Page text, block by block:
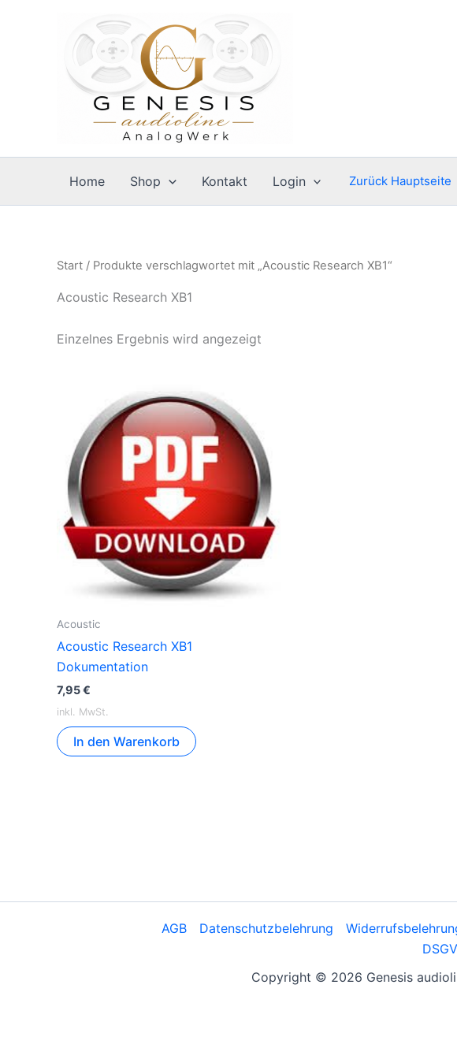
Home Shop Kontakt Login Zurück Hauptseite
Start / Produkte verschlagwortet mit „Acoustic Research XB1“
Acoustic Research XB1
Einzelnes Ergebnis wird angezeigt
Acoustic
Acoustic Research XB1
Dokumentation
7,95€
inkl. MwSt.
In den Warenkorb
AGB Datenschutzbelehrung
Copyright © 2026 Genesis